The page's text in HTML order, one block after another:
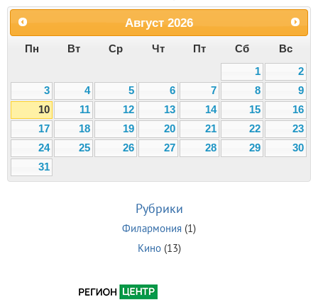
Август 2026
Пн Вт Ср Чт Пт Сб
Вс
1
2
3
4 5 6 7 8
9
10
11 12 13 14 15
16
17
18 19 20 21 22
23
24
25 26 27 28 29
30
31
Рубрики
Филармония (1)
Кино(13)